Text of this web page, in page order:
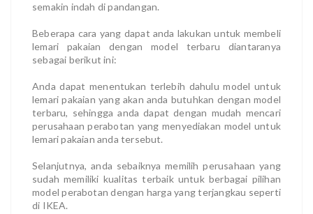
semakin indah di pandangan.
Beberapa cara yang dapat anda lakukan untuk membeli
lemari pakaian dengan model terbaru diantaranya
sebagai berikut ini:
Anda dapat menentukan terlebih dahulu model untuk
lemari pakaian yang akan anda butuhkan dengan model
terbaru, sehingga anda dapat dengan mudah mencari
perusahaan perabotan yang menyediakan model untuk
lemari pakaian anda tersebut.
Selanjutnya, anda sebaiknya memilih perusahaan yang
sudah memiliki kualitas terbaik untuk berbagai pilihan
model perabotan dengan harga yang terjangkau seperti
di IKEA.